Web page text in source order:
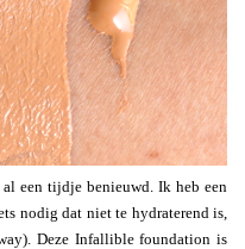
een tijdje benieuwd. Ik heb een
nodig dat niet te hydraterend is,
Deze Infallible foundation is